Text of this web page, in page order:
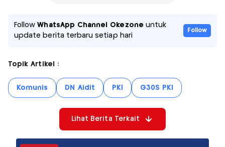
FollowWhatsApp Channel Okezone untuk
update berita terbaru setiap hari
Follow
Topik Artikel :
Komunis DN Aidit PKI G30S PKI
Lihat Berita Terkait